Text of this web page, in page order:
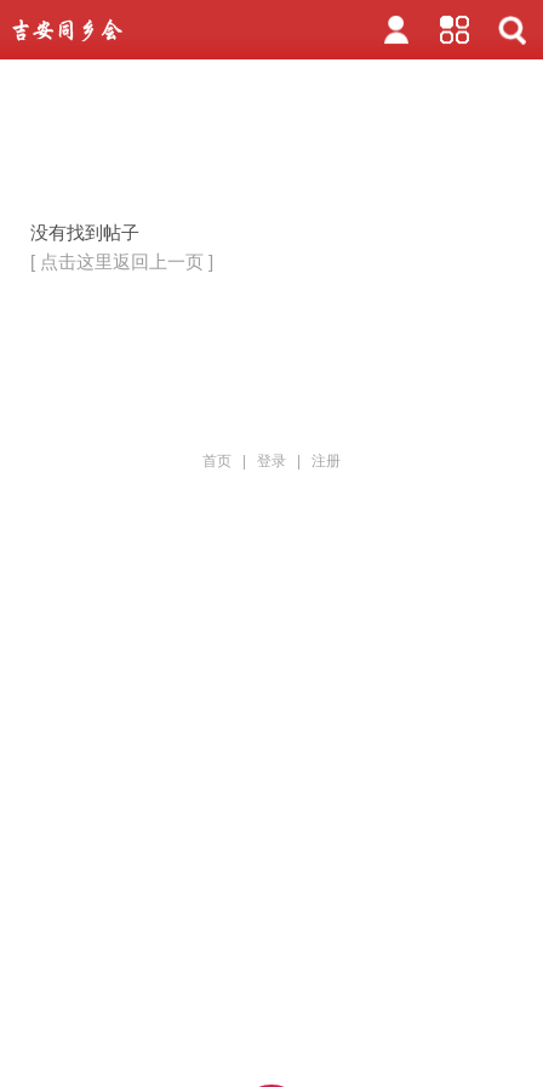
没有找到帖子
[ 点击这里返回上一页 ]
首页 登录 注册